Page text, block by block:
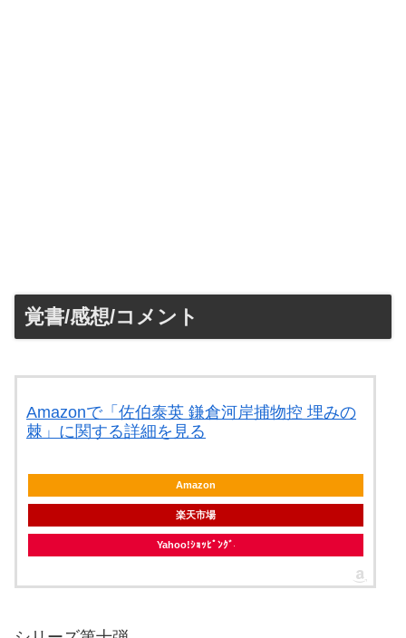
覚書/感想/コメント
Amazonで「佐伯泰英 鎌倉河岸捕物控 埋みの
棘」に関する詳細を見る
Amazon
楽天市場
Yahoo!ｼｮｯﾋﾟﾝｸﾞ